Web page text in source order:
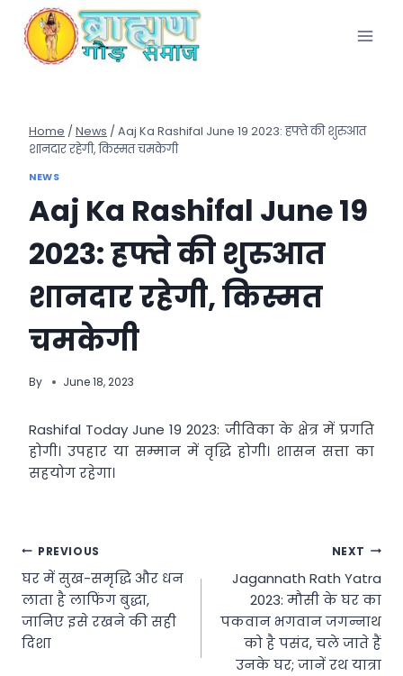
content
Home / News / Aaj Ka Rashifal June 19 2023: हफ्ते की शुरुआत
शानदार रहेगी, किस्मत चमकेगी
NEWS
Aaj Ka Rashifal June 19
2023: हफ्ते की शुरुआत
शानदार रहेगी, किस्मत
चमकेगी
By June 18, 2023
Rashifal Today June 19 2023: जीविका के क्षेत्र में प्रगति
होगी। उपहार या सम्मान में वृद्धि होगी। शासन सत्ता का
सहयोग रहेगा।
Post
navigation
PREVIOUS
घर में सुख-समृद्धि और धन
लाता है लाफिंग बुद्धा,
जानिए इसे रखने की सही
दिशा
NEXT
Jagannath Rath Yatra
2023: मौसी के घर का
पकवान भगवान जगन्नाथ
को है पसंद, चले जाते हैं
उनके घर; जानें रथ यात्रा